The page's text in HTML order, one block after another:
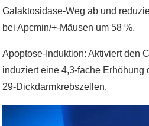
Galaktosidase-Weg ab und
bei Apcmin/+-Mäusen um 58 %.
Apoptose-Induktion: Aktiviert den
induziert eine 4,3-fache Erhöhung
29-Dickdarmkrebszellen.